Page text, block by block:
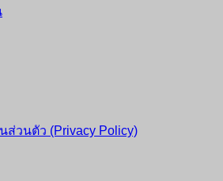
ส่วนตัว (Privacy Policy)